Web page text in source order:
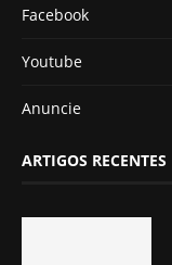
Facebook
Youtube
Anuncie
ARTIGOS RECENTES